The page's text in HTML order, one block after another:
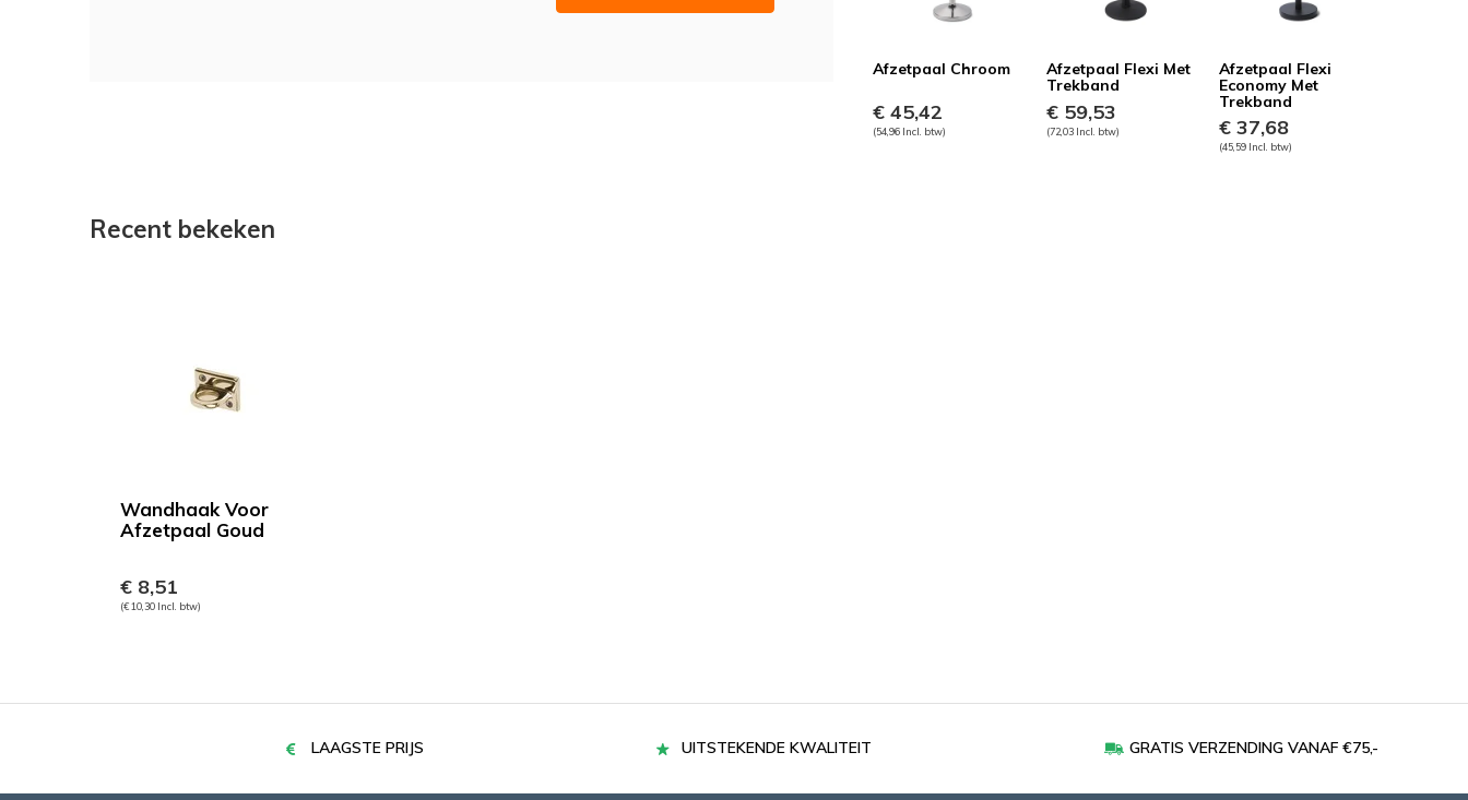
Afzetpaal Chroom
€ 45,42
(54,96 Incl. btw)
Afzetpaal Flexi Met
Trekband
€ 59,53
(72,03 Incl. btw)
Afzetpaal Flexi
Economy Met
Trekband
€ 37,68
(45,59 Incl. btw)
Recent bekeken
Wandhaak Voor
Afzetpaal Goud
€ 8,51
(€ 10,30 Incl. btw)
LAAGSTE PRIJS UITSTEKENDE KWALITEIT GRATIS VERZENDING VANAF €75,-